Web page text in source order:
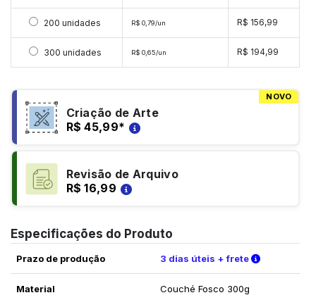
Selecionar 200 unidades
200 unidades R$ 0,79/un R$ 156,99
Selecionar 300 unidades
300 unidades R$ 0,65/un R$ 194,99
NOVO
Criação de Arte
R$ 45,99*
Revisão de Arquivo
R$ 16,99
Especificações do Produto
Prazo de produção 3 dias úteis + frete Verifique
Material Couché Fosco 300g